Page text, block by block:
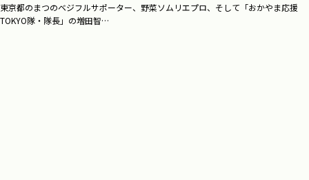
東京都のまつのベジフルサポーター、野菜ソムリエプロ、そして「おかやま応援
TOKYO隊・隊長」の増田智…